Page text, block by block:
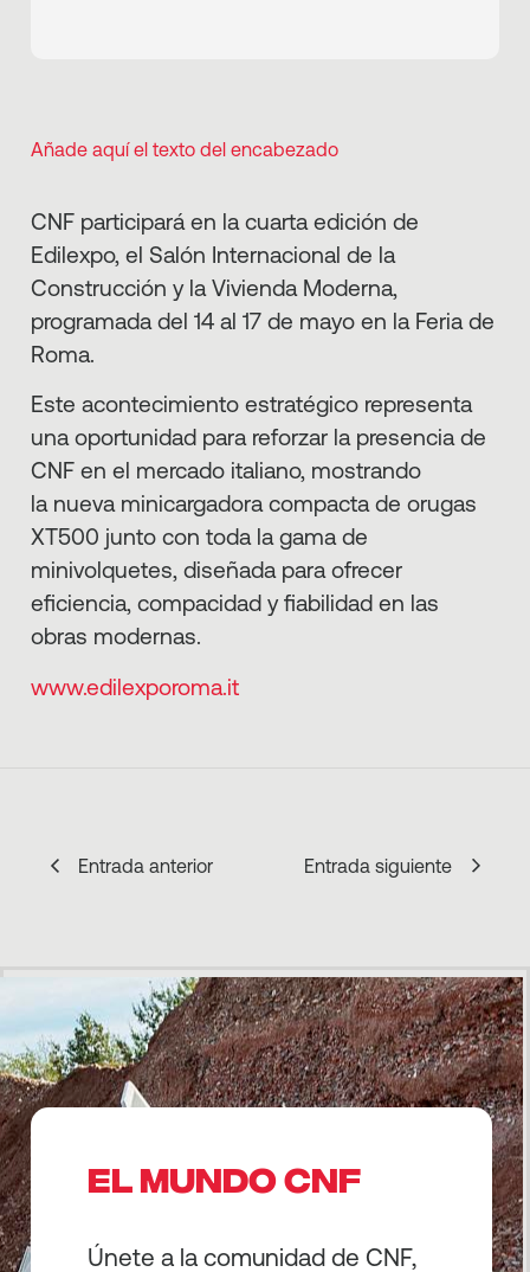
Añade aquí el texto del encabezado
CNF participará en la cuarta edición de
Edilexpo, el Salón Internacional de la
Construcción y la Vivienda Moderna,
programada del 14 al 17 de mayo en la Feria de
Roma.
Este acontecimiento estratégico representa
una oportunidad para reforzar la presencia de
CNF en el mercado italiano, mostrando
la nueva minicargadora compacta de orugas
XT500 junto con toda la gama de
minivolquetes, diseñada para ofrecer
eficiencia, compacidad y fiabilidad en las
obras modernas.
www.edilexporoma.it
Entrada anterior Entrada siguiente
EL MUNDO CNF
Únete a la comunidad de CNF,